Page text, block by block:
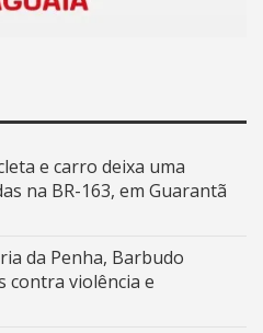
e carro deixa uma
na BR-163, em Guarantã
da Penha, Barbudo
contra violência e